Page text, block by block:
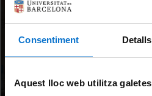
Consentiment Detalls
Aquest lloc web utilitza galetes